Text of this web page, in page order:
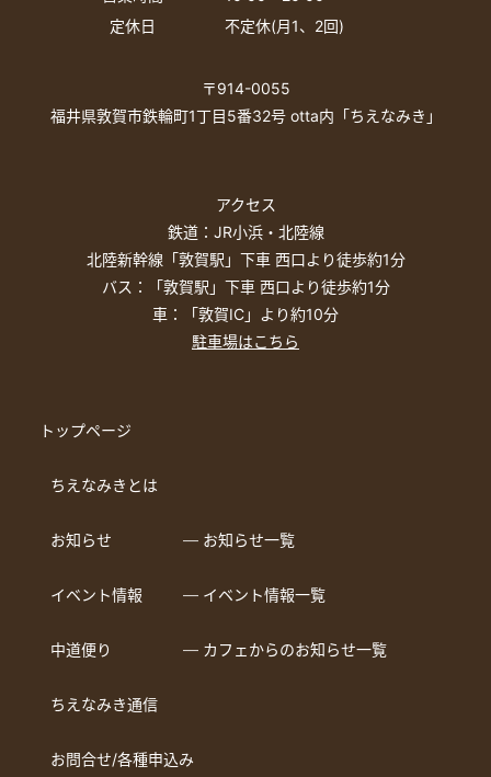
定休日
不定休(月1、2回)
〒914-0055
福井県敦賀市鉄輪町1丁目5番32号 otta内「ちえなみき」
アクセス
鉄道：JR小浜・北陸線
北陸新幹線「敦賀駅」下車 西口より徒歩約1分
バス：「敦賀駅」下車 西口より徒歩約1分
車：「敦賀IC」より約10分
駐車場はこちら
トップページ
ちえなみきとは
お知らせ ― お知らせ一覧
イベント情報 ― イベント情報一覧
中道便り ― カフェからのお知らせ一覧
ちえなみき通信
お問合せ/各種申込み